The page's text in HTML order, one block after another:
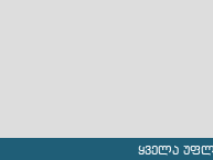
ყველა